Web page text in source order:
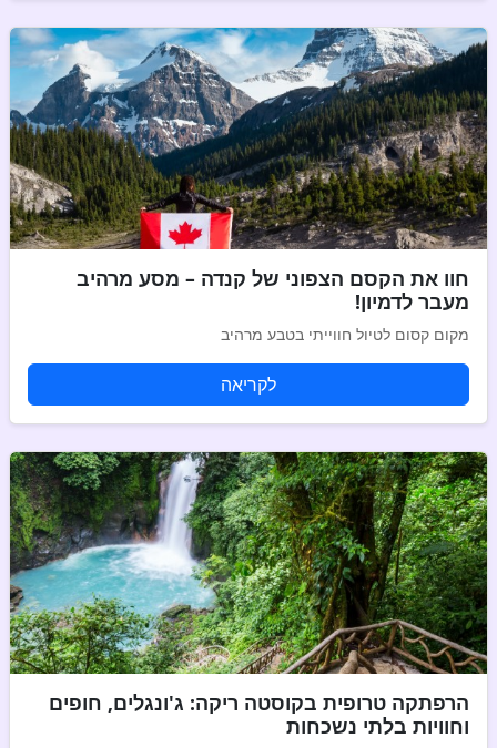
חוו את הקסם הצפוני של קנדה – מסע מרהיב
מעבר לדמיון!
מקום קסום לטיול חווייתי בטבע מרהיב
לקריאה
הרפתקה טרופית בקוסטה ריקה: ג'ונגלים, חופים
וחוויות בלתי נשכחות